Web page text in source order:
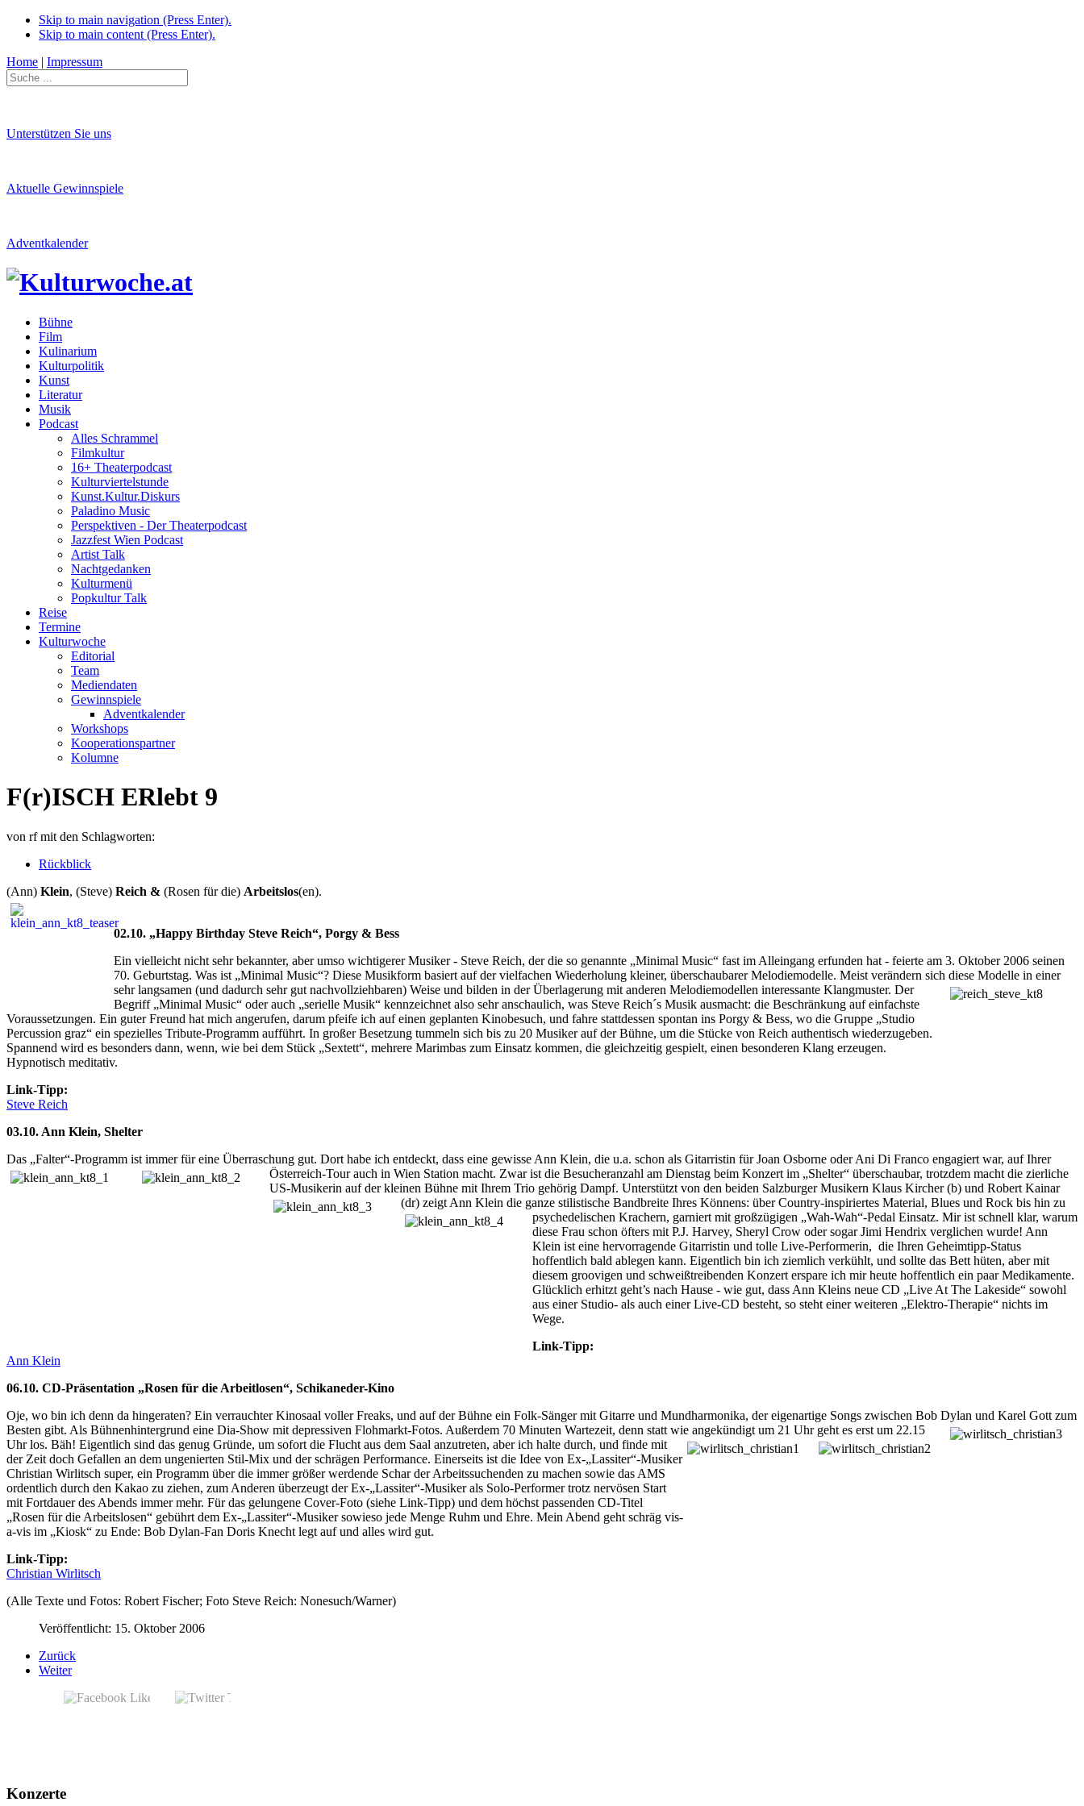
Skip to main navigation (Press Enter).
Skip to main content (Press Enter).
Home | Impressum
Unterstützen Sie uns
Aktuelle Gewinnspiele
Adventkalender
Bühne
Film
Kulinarium
Kulturpolitik
Kunst
Literatur
Musik
Podcast
Alles Schrammel
Filmkultur
16+ Theaterpodcast
Kulturviertelstunde
Kunst.Kultur.Diskurs
Paladino Music
Perspektiven - Der Theaterpodcast
Jazzfest Wien Podcast
Artist Talk
Nachtgedanken
Kulturmenü
Popkultur Talk
Reise
Termine
Kulturwoche
Editorial
Team
Mediendaten
Gewinnspiele
Adventkalender
Workshops
Kooperationspartner
Kolumne
F(r)ISCH ERlebt 9
von rf mit den Schlagworten:
Rückblick
(Ann) Klein, (Steve) Reich & (Rosen für die) Arbeitslos(en).
02.10. „Happy Birthday Steve Reich“, Porgy & Bess
Ein vielleicht nicht sehr bekannter, aber umso wichtigerer Musiker - Steve Reich, der die so genannte „Minimal Music“ fast im Alleingang erfunden hat - feierte am 3. Oktober 2006 seinen
70. Geburtstag. Was ist „Minimal Music“? Diese Musikform basiert auf der vielfachen Wiederholung kleiner, überschaubarer Melodiemodelle. Meist verändern sich diese Modelle in einer
sehr langsamen (und dadurch sehr gut nachvollziehbaren) Weise und bilden in derÜberlagerung mit anderen Melodiemodellen interessante Klangmuster. Der
Begriff „Minimal Music“ oder auch „serielle Musik“ kennzeichnet also sehr anschaulich, was Steve Reich´s Musik ausmacht: die Beschränkung auf einfachste
Voraussetzungen. Ein guter Freund hat mich angerufen, darum pfeife ich auf einen geplanten Kinobesuch, und fahre stattdessen spontan ins Porgy & Bess, wo die Gruppe „Studio
Percussion graz“ ein spezielles Tribute-Programm aufführt. In großer Besetzung tummeln sich bis zu 20 Musiker auf der Bühne, um die Stücke von Reich authentisch wiederzugeben.
Spannend wird es besonders dann, wenn, wie bei dem Stück „Sextett“, mehrere Marimbas zum Einsatz kommen, die gleichzeitig gespielt, einen besonderen Klang erzeugen.
Hypnotisch meditativ.
Link-Tipp:
Steve Reich
03.10. Ann Klein, Shelter
Das „Falter“-Programm ist immer für eine Überraschung gut. Dort habe ich entdeckt, dass eine gewisse Ann Klein, die u.a. schon als Gitarristin für Joan Osborne oder Ani Di Franco engagiert war, auf Ihrer
Österreich-Tour auch in Wien Station macht. Zwar ist die Besucheranzahl am Dienstag beim Konzert im „Shelter“ überschaubar, trotzdem macht die zierliche
US-Musikerin auf der kleinen Bühne mit Ihrem Trio gehörig Dampf. Unterstützt von den beiden Salzburger Musikern Klaus Kircher (b) und Robert Kainar
(dr) zeigt Ann Klein die ganze stilistische Bandbreite Ihres Könnens: über Country-inspiriertes Material, Blues und Rock bis hin zu
psychedelischen Krachern, garniert mit großzügigen „Wah-Wah“-Pedal Einsatz. Mir ist schnell klar, warum
diese Frau schon öfters mit P.J. Harvey, Sheryl Crow oder sogar Jimi Hendrix verglichen wurde! Ann
Klein ist eine hervorragende Gitarristin und tolle Live-Performerin, die Ihren Geheimtipp-Status
hoffentlich bald ablegen kann. Eigentlich bin ich ziemlich verkühlt, und sollte das Bett hüten, aber mit
diesem groovigen und schweißtreibenden Konzert erspare ich mir heute hoffentlich ein paar Medikamente.
Glücklich erhitzt geht’s nach Hause - wie gut, dass Ann Kleins neue CD „Live At The Lakeside“ sowohl
aus einer Studio- als auch einer Live-CD besteht, so steht einer weiteren „Elektro-Therapie“ nichts im
Wege.
Link-Tipp:
Ann Klein
06.10. CD-Präsentation „Rosen für die Arbeitlosen“, Schikaneder-Kino
Oje, wo bin ich denn da hingeraten? Ein verrauchter Kinosaal voller Freaks, und auf der Bühne ein Folk-Sänger mit Gitarre und Mundharmonika, der eigenartige Songs zwischen Bob Dylan und Karel Gott zum
Besten gibt. Als Bühnenhintergrund eine Dia-Show mit depressiven Flohmarkt-Fotos. Außerdem 70 Minuten Wartezeit, denn statt wie angekündigt um 21 Uhr geht es erst um 22.15
Uhr los. Bäh! Eigentlich sind das genug Gründe, um sofort die Flucht aus dem Saal anzutreten, aber ich halte durch, und finde mit
der Zeit doch Gefallen an dem ungenierten Stil-Mix und der schrägen Performance. Einerseits ist die Idee von Ex-„Lassiter“-Musiker
Christian Wirlitsch super, ein Programm über die immer größer werdende Schar der Arbeitssuchenden zu machen sowie das AMS
ordentlich durch den Kakao zu ziehen, zum Anderen überzeugt der Ex-„Lassiter“-Musiker als Solo-Performer trotz nervösen Start
mit Fortdauer des Abends immer mehr. Für das gelungene Cover-Foto (siehe Link-Tipp) und dem höchst passenden CD-Titel
„Rosen für die Arbeitslosen“ gebührt dem Ex-„Lassiter“-Musiker sowieso jede Menge Ruhm und Ehre. Mein Abend geht schräg vis-
a-vis im „Kiosk“ zu Ende: Bob Dylan-Fan Doris Knecht legt auf und alles wird gut.
Link-Tipp:
Christian Wirlitsch
(Alle Texte und Fotos: Robert Fischer; Foto Steve Reich: Nonesuch/Warner)
Veröffentlicht: 15. Oktober 2006
Zurück
Weiter
Konzerte